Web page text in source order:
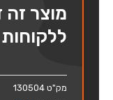
מוצר זה
מק"ט 130504